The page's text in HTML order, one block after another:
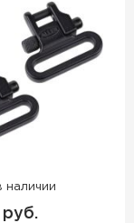
наличии